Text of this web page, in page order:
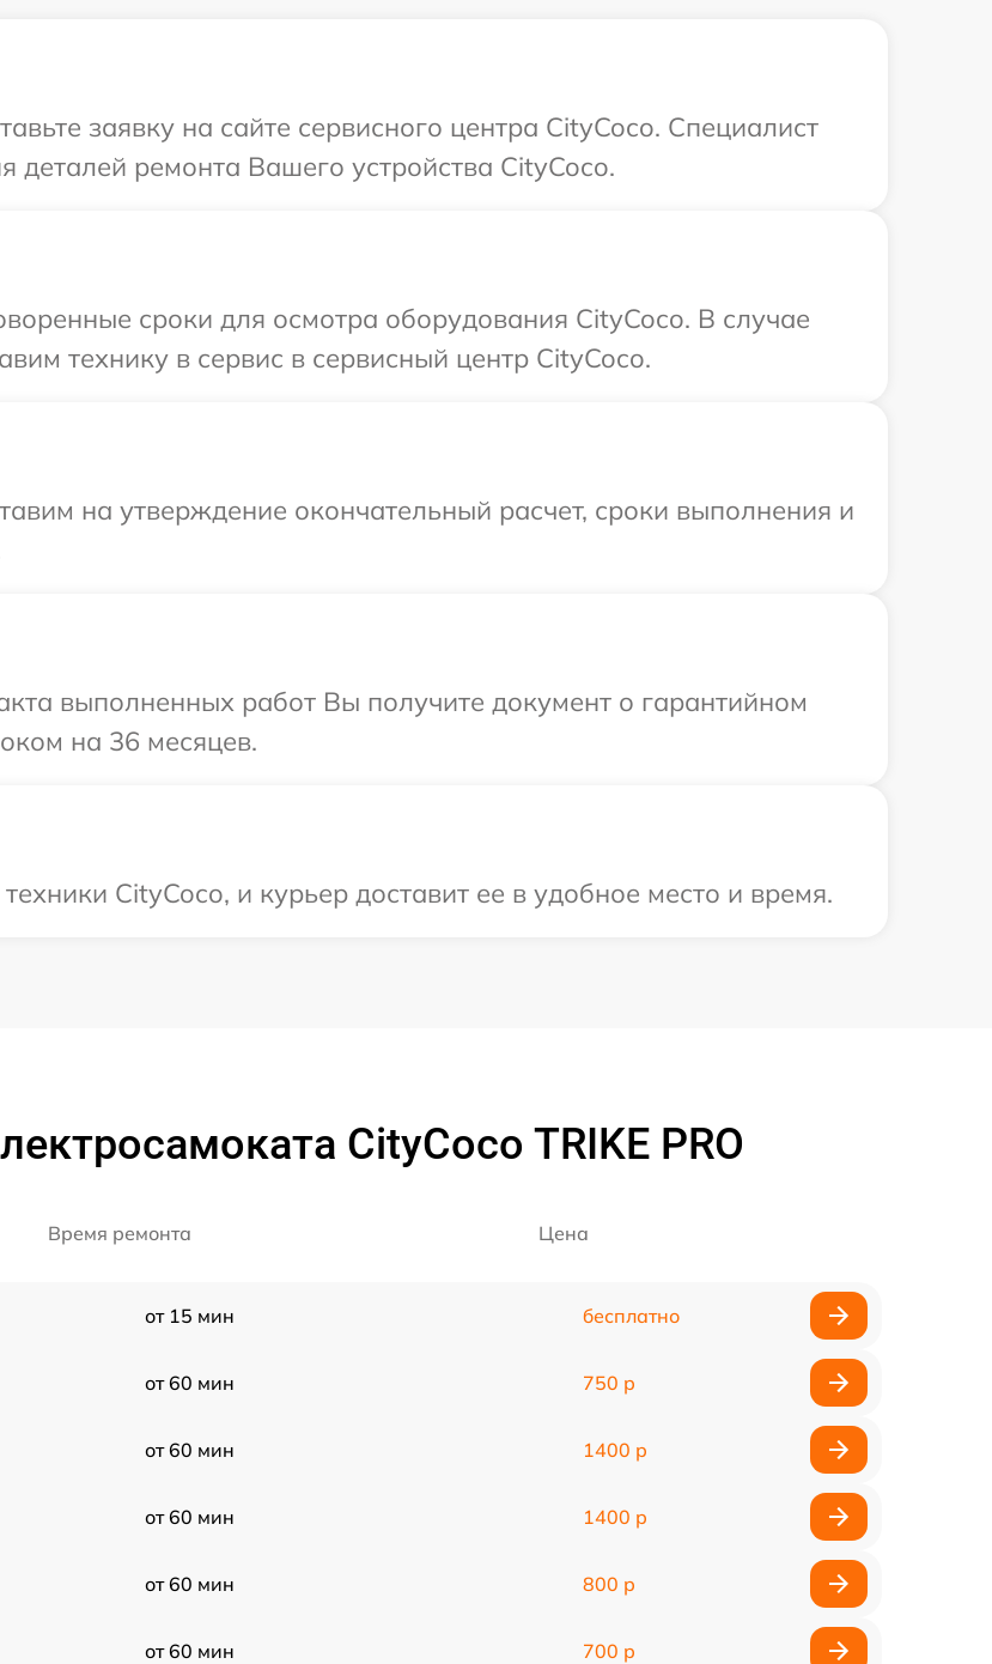
заявку на сайте сервисного центра CityCoco. Специалист
деталей ремонта Вашего устройства CityCoco.
сроки для осмотра оборудования CityCoco. В случае
технику в сервис в сервисный центр CityCoco.
на утверждение окончательный расчет, сроки выполнения и
выполненных работ Вы получите документ о гарантийном
на 36 месяцев.
CityCoco, и курьер доставит ее в удобное место и время.
CityCoco TRIKE PRO
Время ремонта Цена
от 15 мин бесплатно
от 60 мин 750 р
от 60 мин 1400 р
от 60 мин 1400 р
от 60 мин 800 р
от 60 мин 700 р